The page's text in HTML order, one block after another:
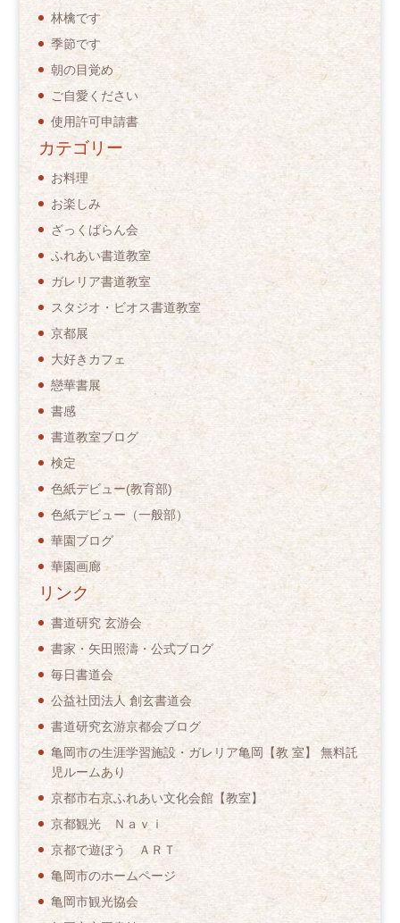
林檎です
季節です
朝の目覚め
ご自愛ください
使用許可申請書
カテゴリー
お料理
お楽しみ
ざっくばらん会
ふれあい書道教室
ガレリア書道教室
スタジオ・ビオス書道教室
京都展
大好きカフェ
戀華書展
書感
書道教室ブログ
検定
色紙デビュー(教育部)
色紙デビュー（一般部）
華園ブログ
華園画廊
リンク
書道研究 玄游会
書家・矢田照濤・公式ブログ
毎日書道会
公益社団法人 創玄書道会
書道研究玄游京都会ブログ
亀岡市の生涯学習施設・ガレリア亀岡【教 室】 無料託
児ルームあり
京都市右京ふれあい文化会館【教室】
京都観光 Ｎａｖｉ
京都で遊ぼう ＡＲＴ
亀岡市のホームページ
亀岡市観光協会